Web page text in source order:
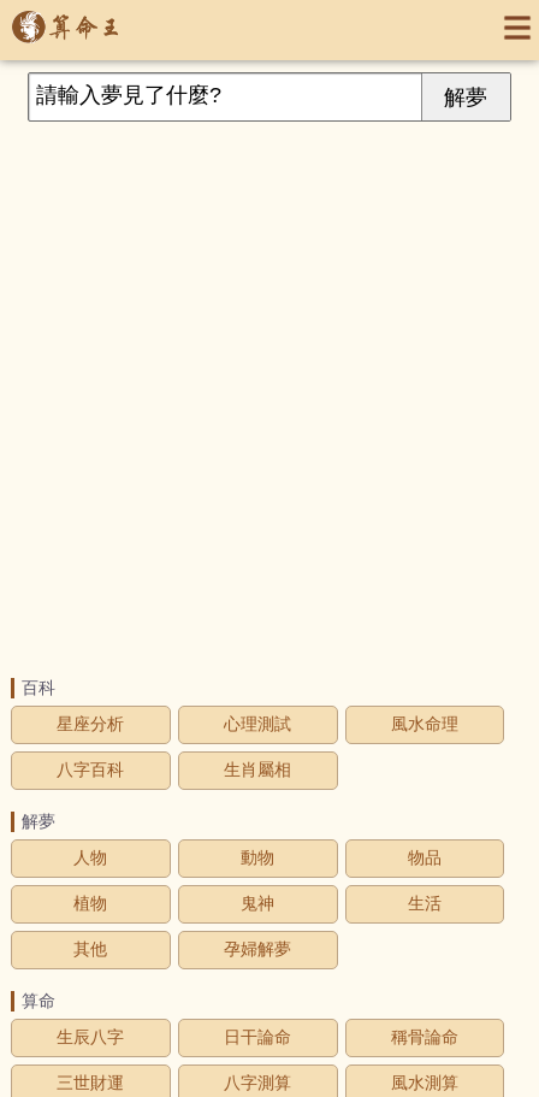
百科
星座分析
心理測試 風水命理
八字百科 生肖屬相
解夢
人物
動物 物品
植物 鬼神 生活
其他 孕婦解夢
算命
生辰八字
日干論命 稱骨論命
三世財運 八字測算 風水測算